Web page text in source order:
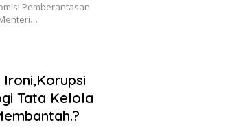
Pemberantasan
Tata Kelola